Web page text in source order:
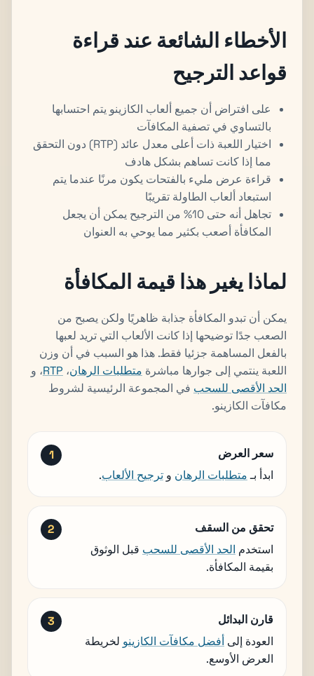
الأخطاء الشائعة عند قراءة
قواعد الترجيح
على افتراض أن جميع ألعاب الكازينو يتم احتسابها
بالتساوي في تصفية المكافآت
اختيار اللعبة ذات أعلى معدل عائد (RTP) دون التحقق
مما إذا كانت تساهم بشكل هادف
قراءة عرض مليء بالفتحات يكون مرنًا عندما يتم
استبعاد ألعاب الطاولة تقريبًا
تجاهل أنه حتى 10% من الترجيح يمكن أن يجعل
المكافأة أصعب بكثير مما يوحي به العنوان
لماذا يغير هذا قيمة المكافأة
يمكن أن تبدو المكافأة جذابة ظاهريًا ولكن يصبح من
الصعب جدًا توضيحها إذا كانت الألعاب التي تريد لعبها
بالفعل المساهمة جزئيا فقط. هذا هو السبب في أن وزن
اللعبة ينتمي إلى جوارها مباشرة متطلبات الرهان، RTP، و
الحد الأقصى للسحب في المجموعة الرئيسية لشروط
مكافآت الكازينو.
سعر العرض
ابدأ بـمتطلبات الرهان و ترجيح الألعاب.
تحقق من السقف
استخدم الحد الأقصى للسحب قبل الوثوق
بقيمة المكافأة.
قارن البدائل
العودة إلى أفضل مكافآت الكازينو لخريطة
العرض الأوسع.